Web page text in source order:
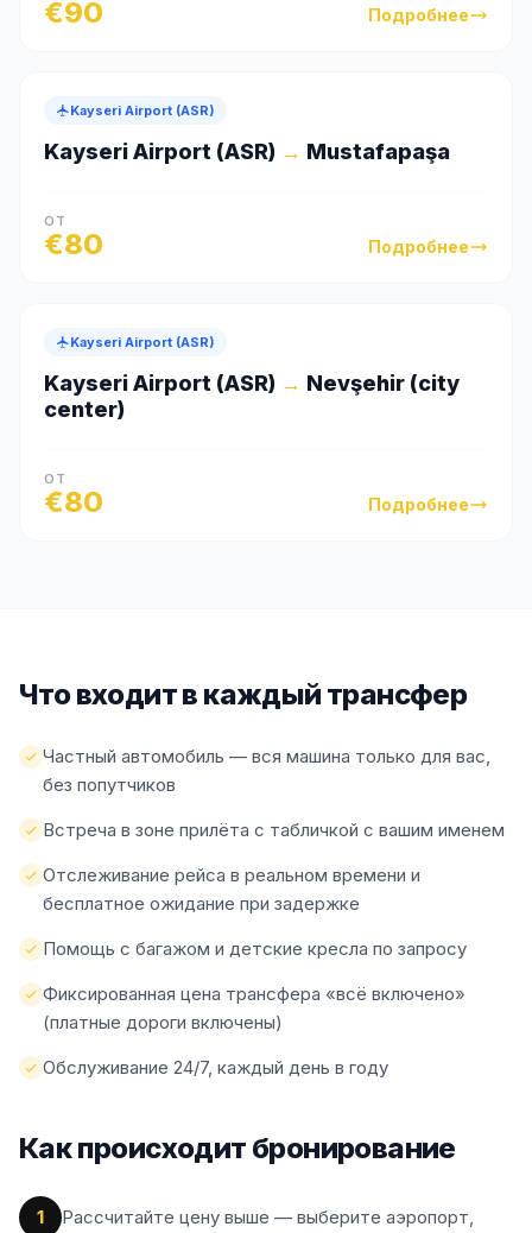
€90 Подробнее
Kayseri Airport (ASR)
Kayseri Airport (ASR) → Mustafapaşa
ОТ
€80 Подробнее
Kayseri Airport (ASR)
Kayseri Airport (ASR) → Nevşehir (city
center)
ОТ
€80 Подробнее
Что входит в каждый трансфер
Частный автомобиль — вся машина только для вас,
без попутчиков
Встреча в зоне прилёта с табличкой с вашим именем
Отслеживание рейса в реальном времени и
бесплатное ожидание при задержке
Помощь с багажом и детские кресла по запросу
Фиксированная цена трансфера «всё включено»
(платные дороги включены)
Обслуживание 24/7, каждый день в году
Как происходит бронирование
1
Рассчитайте цену выше — выберите аэропорт,